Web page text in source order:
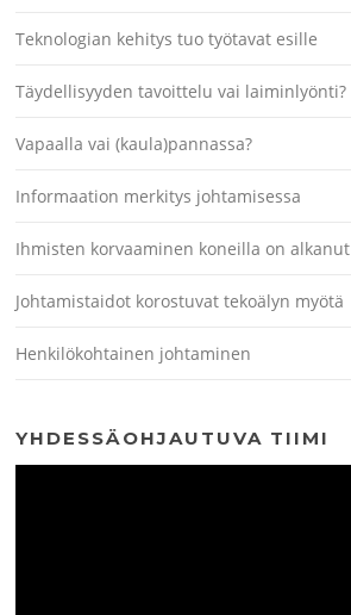
Teknologian kehitys tuo työtavat esille
Täydellisyyden tavoittelu vai laiminlyönti?
Vapaalla vai (kaula)pannassa?
Informaation merkitys johtamisessa
Ihmisten korvaaminen koneilla on alkanut
Johtamistaidot korostuvat tekoälyn myötä
Henkilökohtainen johtaminen
YHDESSÄOHJAUTUVA TIIMI